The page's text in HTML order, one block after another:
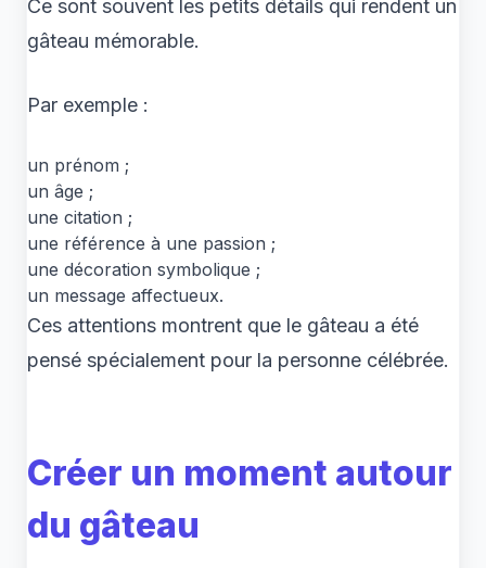
Ce sont souvent les petits détails qui rendent un
gâteau mémorable.
Par exemple :
un prénom ;
un âge ;
une citation ;
une référence à une passion ;
une décoration symbolique ;
un message affectueux.
Ces attentions montrent que le gâteau a été
pensé spécialement pour la personne célébrée.
Créer un moment autour
du gâteau